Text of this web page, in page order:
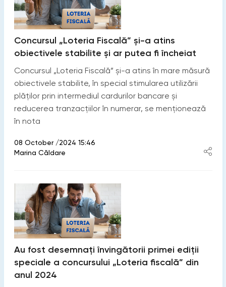
Concursul „Loteria Fiscală” și-a atins
obiectivele stabilite și ar putea fi încheiat
Concursul „Loteria Fiscală” și-a atins în mare măsură
obiectivele stabilite, în special stimularea utilizării
plăților prin intermediul cardurilor bancare și
reducerea tranzacțiilor în numerar, se menționează
în nota
08 October /2024 15:46
Marina Căldare
Au fost desemnați învingătorii primei ediții
speciale a concursului „Loteria fiscală” din
anul 2024